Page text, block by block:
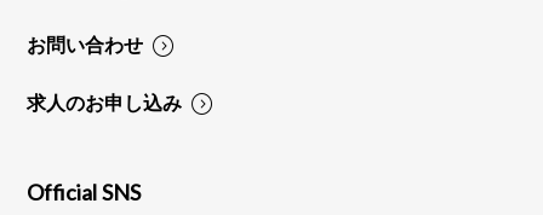
お問い合わせ
求人のお申し込み
Official SNS